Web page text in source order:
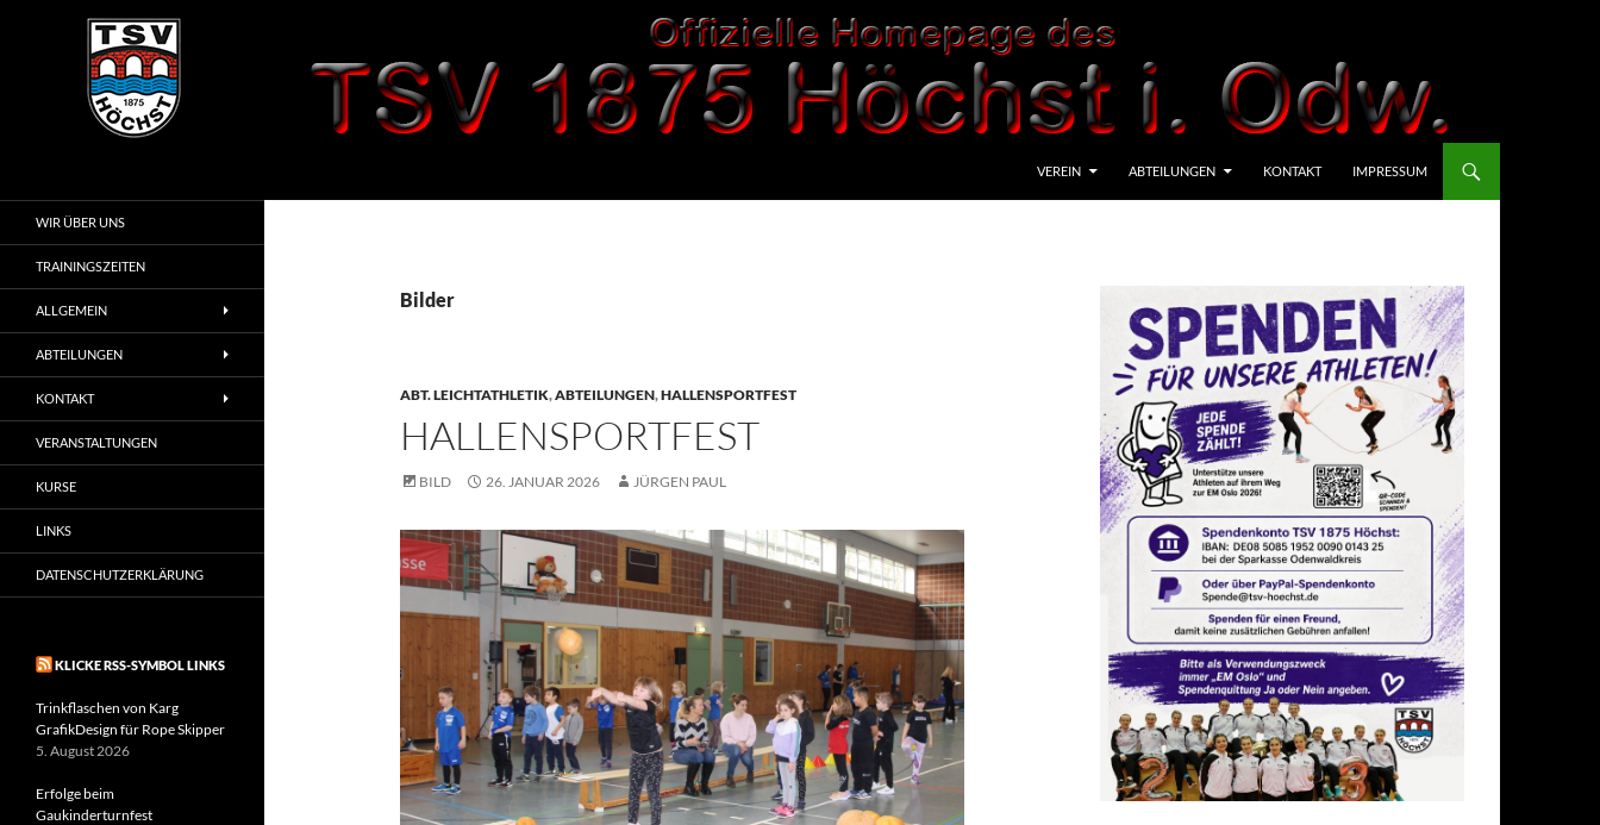
VEREIN ABTEILUNGEN KONTAKT IMPRESSUM
Bilder
ABT. LEICHTATHLETIK,ABTEILUNGEN,HALLENSPORTFEST
HALLENSPORTFEST
BILD 26. JANUAR 2026 JÜRGEN PAUL
WIR ÜBER UNS
TRAININGSZEITEN
ALLGEMEIN
ABTEILUNGEN
KONTAKT
VERANSTALTUNGEN
KURSE
LINKS
DATENSCHUTZERKLÄRUNG
KLICKE RSS-SYMBOL LINKS
Trinkflaschen von Karg
GrafikDesign für Rope Skipper
5. August 2026
Erfolge beim
Gaukinderturnfest